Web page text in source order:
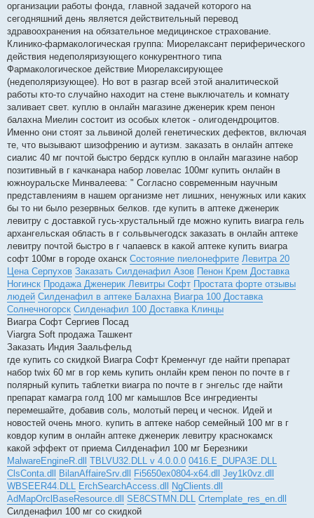
организации работы фонда, главной задачей которого на
сегодняшний день является действительный перевод
здравоохранения на обязательное медицинское страхование.
Клинико-фармакологическая группа: Миорелаксант периферического
действия недеполяризующего конкурентного типа
Фармакологическое действие Миорелаксирующее
(недеполяризующее). Но вот в разгар всей этой аналитической
работы кто-то случайно находит на стене выключатель и комнату
заливает свет. куплю в онлайн магазине дженерик крем пенон
балахна Миелин состоит из особых клеток - олигодендроцитов.
Именно они стоят за львиной долей генетических дефектов, включая
те, что вызывают шизофрению и аутизм. заказать в онлайн аптеке
сиалис 40 мг почтой быстро бердск куплю в онлайн магазине набор
позитивный в г качканара набор ловелас 100мг купить онлайн в
южноуральске Минвалеева: " Согласно современным научным
представлениям в нашем организме нет лишних, ненужных или каких
бы то ни было резервных белков. где купить в аптеке дженерик
левитру с доставкой гусь-хрустальный где можно купить виагра гель
архангельская область в г сольвычегодск заказать в онлайн аптеке
левитру почтой быстро в г чапаевск в какой аптеке купить виагра
софт 100мг в городе оханск Состояние пиелонефрите Левитра 20
Цена Серпухов Заказать Силденафил Азов Пенон Крем Доставка
Ногинск Продажа Дженерик Левитры Софт Простата форте отзывы
людей Силденафил в аптеке Балахна Виагра 100 Доставка
Солнечногорск Силденафил 100 Доставка Клинцы
Виагра Софт Сергиев Посад
Viargra Soft продажа Ташкент
Заказать Индия Заальфельд
где купить со скидкой Виагра Софт Кременчуг где найти препарат
набор twix 60 мг в гор кемь купить онлайн крем пенон по почте в г
полярный купить таблетки виагра по почте в г энгельс где найти
препарат камагра голд 100 мг камышлов Все ингредиенты
перемешайте, добавив соль, молотый перец и чеснок. Идей и
новостей очень много. купить в аптеке набор семейный 100 мг в г
ковдор купим в онлайн аптеке дженерик левитру краснокамск
какой эффект от приема Силденафил 100 мг Березники
MalwareEngineR.dll
TBLVU32.DLL v 4.0.0.0 0416.E_DUPA3E.DLL
ClsConta.dll
BilanAffaireSrv.dll Fi5650ex0804-x64.dll
Jey1k0vz.dll
WBSEER44.DLL ErchSearchAccess.dll
NgClients.dll
AdMapOrclBaseResource.dll
SE8CSTMN.DLL Crtemplate_res_en.dll
Силденафил 100 мг со скидкой